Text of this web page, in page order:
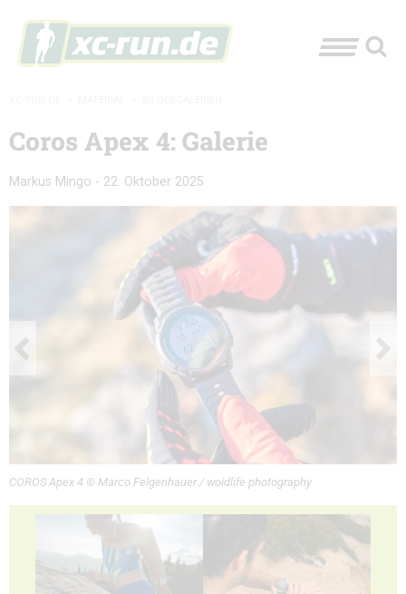
Coros Apex 4: Galerie
Markus Mingo - 22. Oktober 2025
COROS Apex 4 © Marco Felgenhauer / woidlife photography